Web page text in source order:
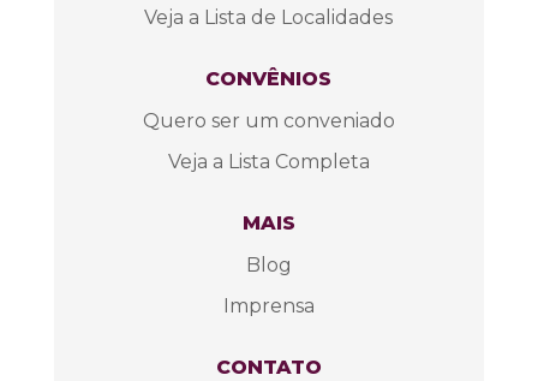
Veja a Lista de Localidades
CONVÊNIOS
Quero ser um conveniado
Veja a Lista Completa
MAIS
Blog
Imprensa
CONTATO